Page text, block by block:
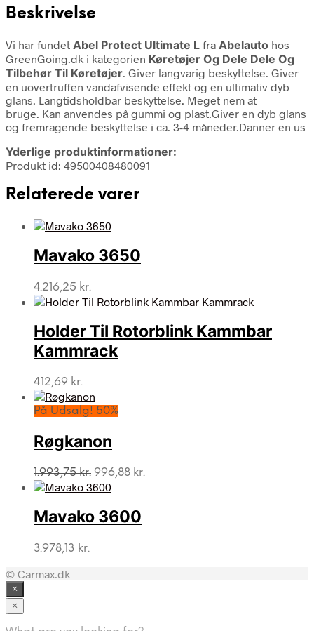
Beskrivelse
Vi har fundet Abel Protect Ultimate L fra Abelauto hos
GreenGoing.dk i kategorien Køretøjer Og Dele Dele Og
Tilbehør Til Køretøjer. Giver langvarig beskyttelse. Giver
en uovertruffen vandafvisende effekt og en ultimativ dyb
glans. Langtidsholdbar beskyttelse. Meget nem at
bruge. Kan anvendes på gummi og plast.Giver en dyb glans
og fremragende beskyttelse i ca. 3-4 måneder.Danner en us
Yderlige produktinformationer:
Produkt id: 49500408480091
Relaterede varer
Mavako 3650
4.216,25 kr.
Holder Til Rotorblink Kammbar
Kammrack
412,69 kr.
På Udsalg! 50%
Røgkanon
1.993,75kr. Den
oprindelige
var:
1.993,75 kr..
996,88 kr.
Mavako 3600
3.978,13 kr.
© Carmax.dk
×
×